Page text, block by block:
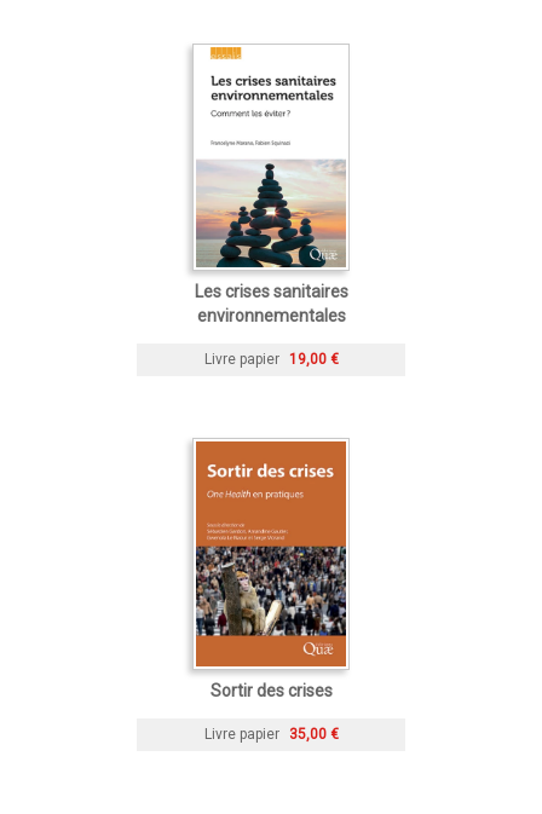
Les crises sanitaires
environnementales
Livre papier 19,00 €
Sortir des crises
Livre papier 35,00 €